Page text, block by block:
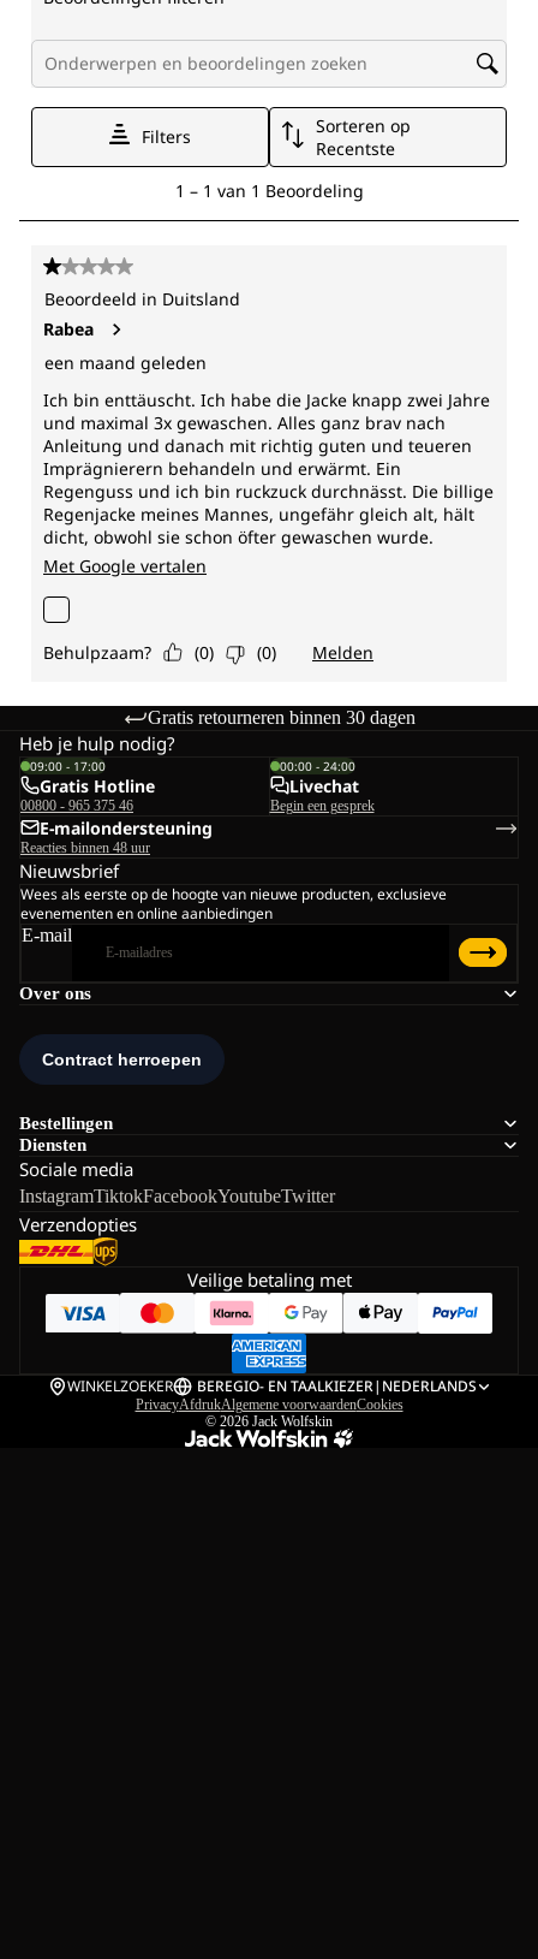
Gratis retourneren binnen 30 dagen
Over ons
Bestellingen
Diensten
Sociale media
InstagramTiktokFacebookYoutubeTwitter
Verzendopties
Heb je hulp nodig?
09:00 - 17:00
Gratis Hotline
00800 - 965 375 46
00:00 - 24:00
Livechat
Begin een gesprek
E-mailondersteuning
Reacties binnen 48 uur
Nieuwsbrief
Wees als eerste op de hoogte van nieuwe producten, exclusieve
evenementen en online aanbiedingen
E-mail
Veilige betaling met
WINKELZOEKER BEREGIO- EN TAALKIEZER| NEDERLANDS
PrivacyAfdrukAlgemene voorwaardenCookies
© 2026 Jack Wolfskin